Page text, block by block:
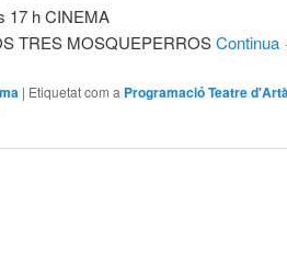
17 h CINEMA
TRES MOSQUEPERROSContinua
| Etiquetat com a Programació Teatre